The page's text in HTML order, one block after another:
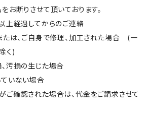
お断りさせて頂いております。
上経過してからのご連絡
たは、ご自身で修理、加工された場合 (一
く)
汚損の生じた場合
ていない場合
確認された場合は、代金をご請求させて